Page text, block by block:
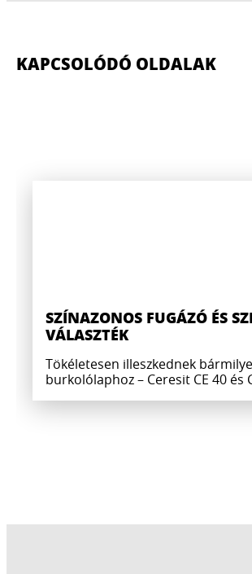
KAPCSOLÓDÓ OLDALAK
SZÍNAZONOS FUGÁZÓ ÉS
VÁLASZTÉK
Tökéletesen illeszkednek
burkolólaphoz – Ceresit CE 40 és